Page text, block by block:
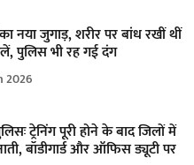
नया जुगाड़, शरीर पर बांध रखीं थीं
पुलिस भी रह गई दंग
2026
ट्रेनिंग पूरी होने के बाद जिलों में
बॉडीगार्ड और ऑफिस ड्यूटी पर